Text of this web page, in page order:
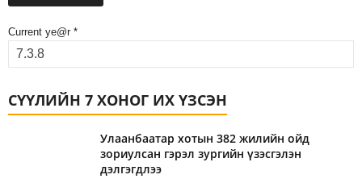
Current ye@r *
СҮҮЛИЙН 7 ХОНОГ ИХ ҮЗСЭН
Улаанбаатар хотын 382 жилийн ойд
зориулсан гэрэл зургийн үзэсгэлэн
дэлгэгдлээ